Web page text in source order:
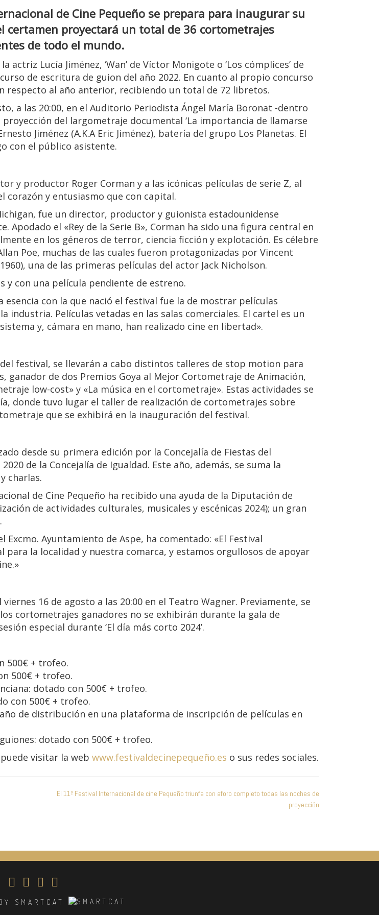
de Cine Pequeño se prepara para inaugurar su
certamen proyectará un total de 36 cortometrajes
de todo el mundo.
Lucía Jiménez, ‘Wan’ de Víctor Monigote o ‘Los cómplices’ de
de escritura de guion del año 2022. En cuanto al propio concurso
respecto al año anterior, recibiendo un total de 72 libretos.
a las 20:00, en el Auditorio Periodista Ángel María Boronat -dentro
del largometraje documental ‘La importancia de llamarse
Jiménez (A.K.A Eric Jiménez), batería del grupo Los Planetas. El
con el público asistente.
y productor Roger Corman y a las icónicas películas de serie Z, al
corazón y entusiasmo que con capital.
fue un director, productor y guionista estadounidense
el «Rey de la Serie B», Corman ha sido una figura central en
en los géneros de terror, ciencia ficción y explotación. Es célebre
Poe, muchas de las cuales fueron protagonizadas por Vincent
una de las primeras películas del actor Jack Nicholson.
y con una película pendiente de estreno.
esencia con la que nació el festival fue la de mostrar películas
Películas vetadas en las salas comerciales. El cartel es un
y, cámara en mano, han realizado cine en libertad».
festival, se llevarán a cabo distintos talleres de stop motion para
de dos Premios Goya al Mejor Cortometraje de Animación,
low-cost» y «La música en el cortometraje». Estas actividades se
donde tuvo lugar el taller de realización de cortometrajes sobre
que se exhibirá en la inauguración del festival.
desde su primera edición por la Concejalía de Fiestas del
de la Concejalía de Igualdad. Este año, además, se suma la
charlas.
de Cine Pequeño ha recibido una ayuda de la Diputación de
de actividades culturales, musicales y escénicas 2024); un gran
Excmo. Ayuntamiento de Aspe, ha comentado: «El Festival
para la localidad y nuestra comarca, y estamos orgullosos de apoyar
16 de agosto a las 20:00 en el Teatro Wagner. Previamente, se
cortometrajes ganadores no se exhibirán durante la gala de
especial durante ‘El día más corto 2024’.
500€ + trofeo.
500€ + trofeo.
dotado con 500€ + trofeo.
con 500€ + trofeo.
de distribución en una plataforma de inscripción de películas en
dotado con 500€ + trofeo.
visitar la web www.festivaldecinepequeño.es o sus redes sociales.
El 11º Festival Internacional de cine Pequeño triunfa con aforo completo todas las noches de
proyección
SMARTCAT